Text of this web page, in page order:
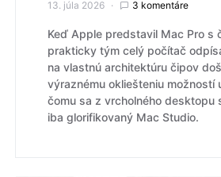
13. júla 2026 3 komentáre
Keď Apple predstavil Mac Pro s
prakticky tým celý počítač
na vlastnú architektúru čipov
výraznému okliešteniu možností
čomu sa z vrcholného desktopu
iba glorifikovaný Mac Studio.